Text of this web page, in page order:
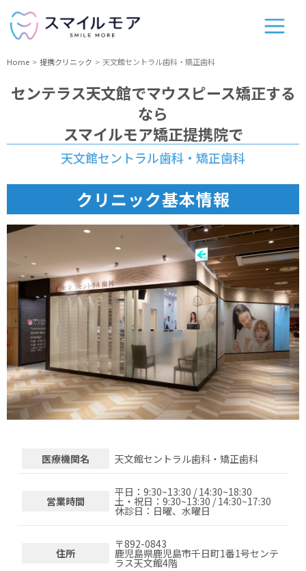
Home 提携クリニック 天文館セントラル歯科・矯正歯科
センテラス天文館でマウスピース矯正する
なら
スマイルモア矯正提携院で
天文館セントラル歯科・矯正歯科
クリニック基本情報
医療機関名 天文館セントラル歯科・矯正歯科
営業時間
平日：9:30~13:30 / 14:30~18:30
土・祝日：9:30~13:30 / 14:30~17:30
休診日：日曜、水曜日
住所
〒892-0843
鹿児島県鹿児島市千日町1番1号センテ
ラス天文館4階